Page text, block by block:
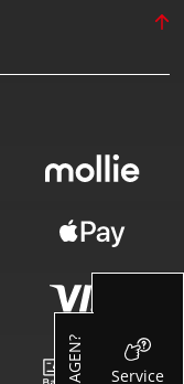
FRAGEN? Service